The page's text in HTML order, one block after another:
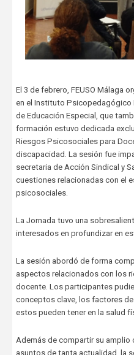
El 3 de febrero, FEUSO Málaga
en el Instituto Psicopedagógico
de Educación Especial, que
formación estuvo dedicada
Riesgos Psicosociales para
discapacidad. La sesión fue
secretaria de Acción Sindical y
cuestiones relacionadas con el
psicosociales.
La Jornada tuvo una
interesados en profundizar en
La sesión abordó de forma
aspectos relacionados con los
docente. Los participantes
conceptos clave, los factores
estos pueden tener en la salud
Además de compartir su
asuntos de tanta actualidad, la